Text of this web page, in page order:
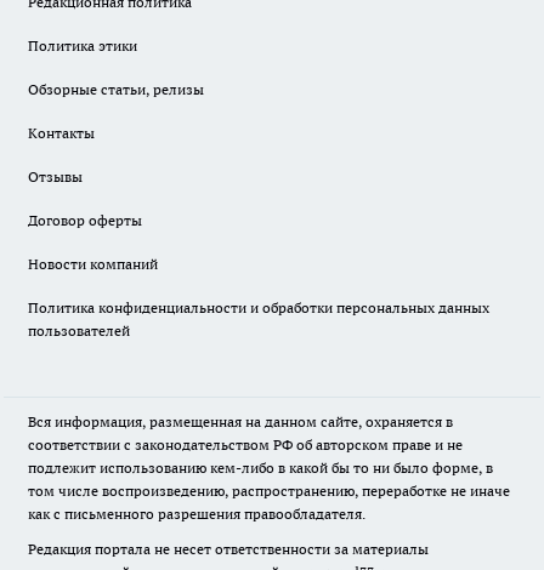
Политика этики
Обзорные статьи, релизы
Контакты
Отзывы
Договор оферты
Новости компаний
Политика конфиденциальности и обработки персональных данных
пользователей
Вся информация, размещенная на данном сайте, охраняется в
соответствии с законодательством РФ об авторском праве и не
подлежит использованию кем-либо в какой бы то ни было форме, в
том числе воспроизведению, распространению, переработке не иначе
как с письменного разрешения правообладателя.
Редакция портала не несет ответственности за материалы